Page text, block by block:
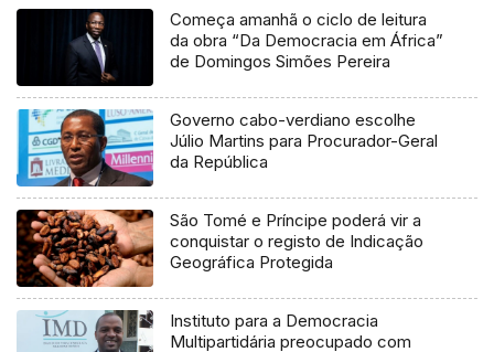
Começa amanhã o ciclo de leitura
da obra “Da Democracia em África”
de Domingos Simões Pereira
Governo cabo-verdiano escolhe
Júlio Martins para Procurador-Geral
da República
São Tomé e Príncipe poderá vir a
conquistar o registo de Indicação
Geográfica Protegida
Instituto para a Democracia
Multipartidária preocupado com